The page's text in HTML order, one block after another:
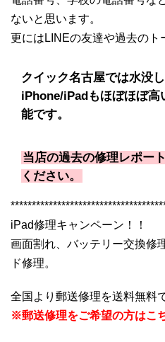
ないと思います。
更にはLINEの友達や過去のト
クイック名古屋では水没
iPhone/iPadもほぼほぼ高
能です。
当店の過去の修理レポー
ください。
iPad修理キャンペーン！！
画面割れ、バッテリー交換修
ド修理。
全国より郵送修理を送料無料
※郵送修理をご希望の方はこ